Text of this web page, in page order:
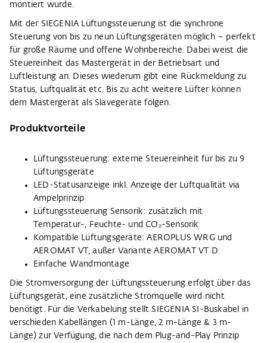
montiert wurde.
Mit der SIEGENIA Lüftungssteuerung ist die synchrone
Steuerung von bis zu neun Lüftungsgeräten möglich – perfekt
für große Räume und offene Wohnbereiche. Dabei weist die
Steuereinheit das Mastergerät in der Betriebsart und
Luftleistung an. Dieses wiederum gibt eine Rückmeldung zu
Status, Luftqualität etc. Bis zu acht weitere Lüfter können
dem Mastergerät als Slavegeräte folgen.
Produktvorteile
Lüftungssteuerung: externe Steuereinheit für bis zu 9
Lüftungsgeräte
LED-Statusanzeige inkl. Anzeige der Luftqualität via
Ampelprinzip
Lüftungssteuerung Sensorik: zusätzlich mit
Temperatur-, Feuchte- und CO₂-Sensorik
Kompatible Lüftungsgeräte: AEROPLUS WRG und
AEROMAT VT, außer Variante AEROMAT VT D
Einfache Wandmontage
Die Stromversorgung der Lüftungssteuerung erfolgt über das
Lüftungsgerät, eine zusätzliche Stromquelle wird nicht
benötigt. Für die Verkabelung stellt SIEGENIA SI-Buskabel in
verschieden Kabellängen (1 m-Länge, 2 m-Länge & 3 m-
Länge) zur Verfügung, die nach dem Plug-and-Play Prinzip